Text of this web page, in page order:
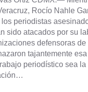
Rocío Nahle
periodistas
sido atacados por su
defensoras
tajantemente
periodístico sea la